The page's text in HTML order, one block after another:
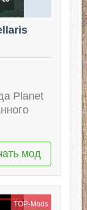
Planet
мод
TOP-Mods